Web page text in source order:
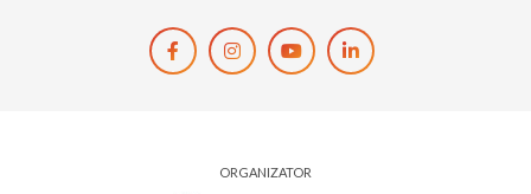
ORGANIZATOR